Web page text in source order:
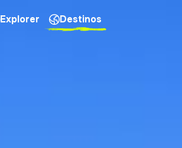
Explorer Destinos